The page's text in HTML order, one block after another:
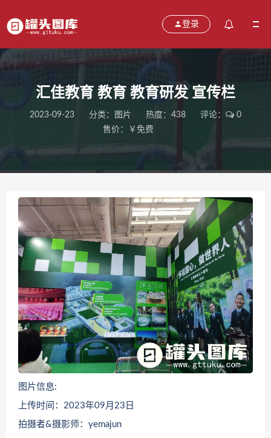
登录
汇佳教育 教育 教育研发 宣传栏
2023-09-23 分类： 图片 热度：438 评论：
0
售价：￥免费
图片信息:
上传时间：2023年09月23日
拍摄者&摄影师：yemajun